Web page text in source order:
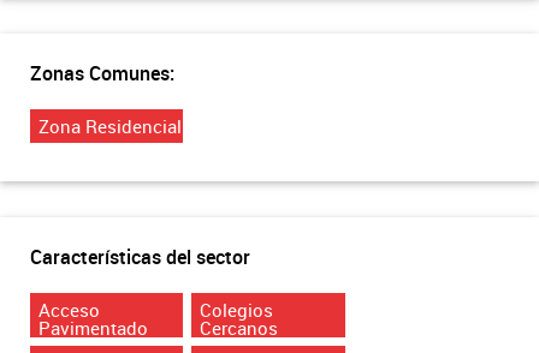
Zonas Comunes:
Zona Residencial
Características del sector
Acceso
Pavimentado
Colegios
Cercanos